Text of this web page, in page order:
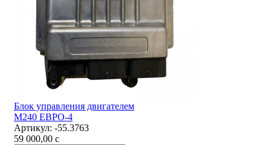
Блок управления двигателем
М240 ЕВРО-4
Артикул: -55.3763
59 000,00 c